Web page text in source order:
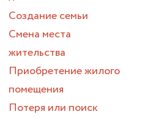
Создание семьи
Смена места
жительства
Приобретение жилого
помещения
Потеря или поиск